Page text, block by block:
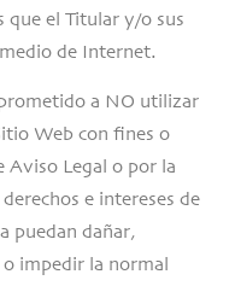
que el Titular y/o sus
de Internet.
a NO utilizar
Web con fines o
Aviso Legal o por la
e intereses de
puedan dañar,
impedir la normal